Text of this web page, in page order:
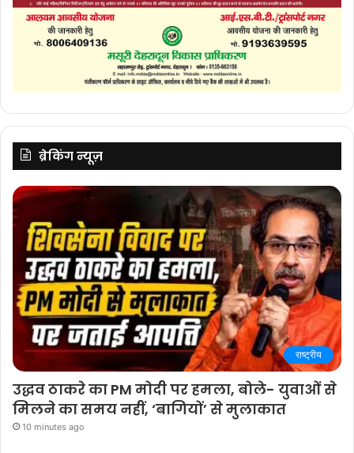
ब्रेकिंग न्यूज़
राष्ट्रीय
उद्धव ठाकरे का PM मोदी पर हमला, बोले- युवाओं से
मिलने का समय नहीं, ‘बागियों’ से मुलाकात
10 minutes ago